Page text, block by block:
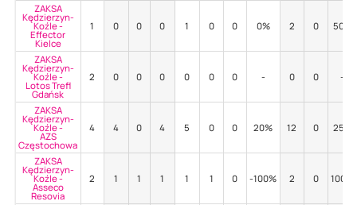
ZAKSA
Kędzierzyn-
Koźle -
Effector
Kielce
1 0 0 0 1 0 0 0% 2 0 50%
ZAKSA
Kędzierzyn-
Koźle -
Lotos Trefl
Gdańsk
2 0 0 0 0 0 0 - 0 0 -
ZAKSA
Kędzierzyn-
Koźle -
AZS
Częstochowa
4 4 0 4 5 0 0 20% 12 0 25%
ZAKSA
Kędzierzyn-
Koźle -
Asseco
Resovia
2 1 1 1 1 1 0 -100% 2 0 100%